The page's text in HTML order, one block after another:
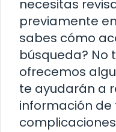
necesitas
previamente
sabes cómo
búsqueda? No
ofrecemos
te ayudarán a
información